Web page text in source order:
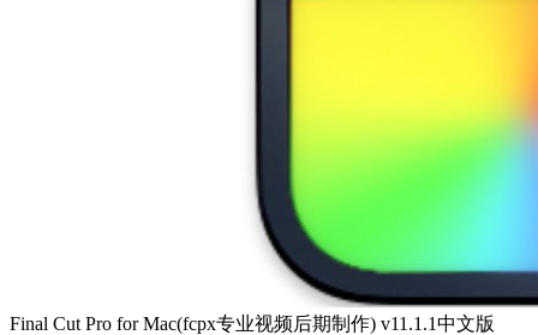
Final Cut Pro for Mac(fcpx专业视频后期制作) v11.1.1中文版